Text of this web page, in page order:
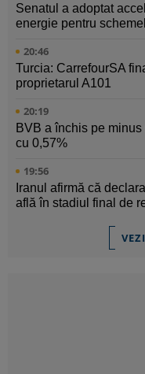
Senatul a adoptat
energie pentru
20:46
Turcia: CarrefourSA
proprietarul A101
20:19
BVB a închis pe
cu 0,57%
19:56
Iranul afirmă că
află în stadiul final de